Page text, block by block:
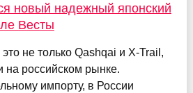
новый надежный японский
Весты
не только Qashqai и X-Trail,
на российском рынке.
импорту, в России